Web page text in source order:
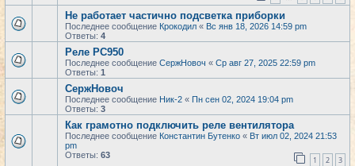
Не работает частично подсветка приборки
Последнее сообщение Крокодил « Вс янв 18, 2026 14:59 pm
Ответы: 4
Реле РС950
Последнее сообщение СержНовоч « Ср авг 27, 2025 22:59 pm
Ответы: 1
СержНовоч
Последнее сообщение Ник-2 « Пн сен 02, 2024 19:04 pm
Ответы: 3
Как грамотно подключить реле вентилятора
Последнее сообщение Константин Бутенко « Вт июл 02, 2024 21:53
pm
Ответы: 63 1 2 3